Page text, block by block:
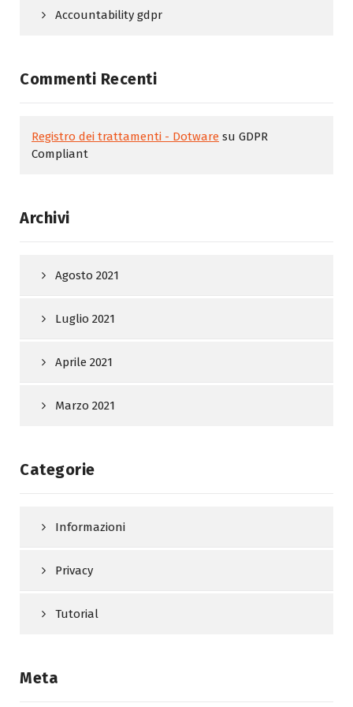
Accountability gdpr
Commenti Recenti
Registro dei trattamenti - Dotware su GDPR
Compliant
Archivi
Agosto 2021
Luglio 2021
Aprile 2021
Marzo 2021
Categorie
Informazioni
Privacy
Tutorial
Meta